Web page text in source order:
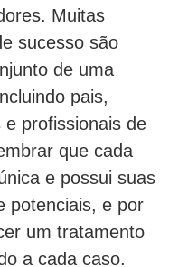
Muitas
sucesso são
de uma
pais,
profissionais de
que cada
e possui suas
potenciais, e por
um tratamento
a cada caso.